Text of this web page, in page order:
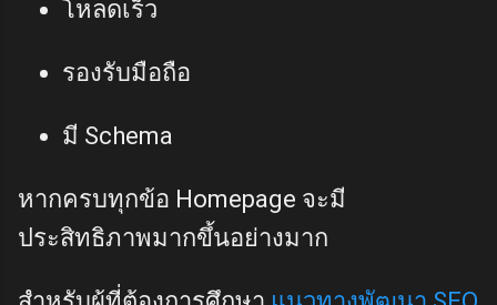
โหลดเร็ว
รองรับมือถือ
มี Schema
หากครบทุกข้อ Homepage จะมี
ประสิทธิภาพมากขึ้นอย่างมาก